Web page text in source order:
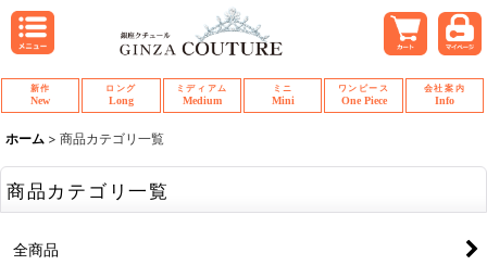
新作
New
ロング
Long
ミディアム
Medium
ミニ
Mini
ワンピース
One Piece
会社案内
Info
ホーム > 商品カテゴリ一覧
商品カテゴリ一覧
全商品